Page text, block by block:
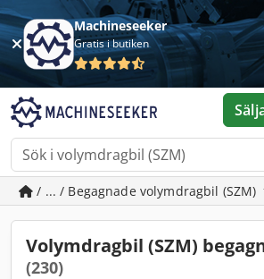
Machineseeker
Gratis i butiken
/ ... / Begagnade volymdragbil (SZM)
Volymdragbil (SZM)
(230)